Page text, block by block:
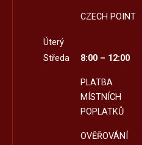
CZECH POINT
Úterý
Středa
8:00 – 12:00
PLATBA
MÍSTNÍCH
POPLATKŮ
OVĚŘOVÁNÍ